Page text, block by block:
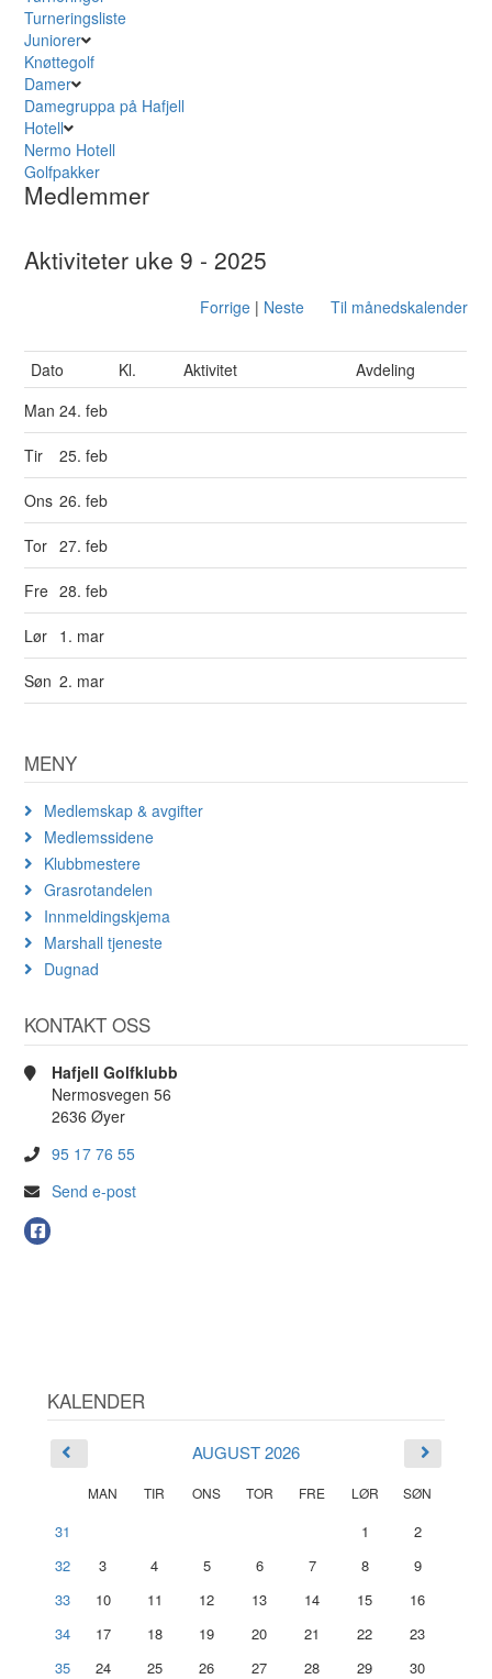
Turneringsliste
Juniorer
Knøttegolf
Damer
Damegruppa på Hafjell
Hotell
Nermo Hotell
Golfpakker
Medlemmer
Aktiviteter uke 9 - 2025
Forrige| Neste Til månedskalender
Dato Kl. Aktivitet
Avdeling
Man24. feb
Tir 25. feb
Ons 26. feb
Tor 27. feb
Fre 28. feb
Lør 1. mar
Søn 2. mar
MENY
Medlemskap & avgifter
Medlemssidene
Klubbmestere
Grasrotandelen
Innmeldingskjema
Marshall tjeneste
Dugnad
KONTAKT OSS
Hafjell Golfklubb
Nermosvegen 56
2636 Øyer
95 17 76 55
Send e-post
KALENDER
AUGUST 2026
MAN TIR ONS TOR FRE LØR SØN
31 1
2
32
3 4 5 6 7 8
9
33
10 11 12 13 14 15
16
34
17 18 19 20 21 22
23
35
24 25 26 27 28 29
30